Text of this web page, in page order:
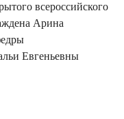
всероссийского
Арина
Евгеньевны